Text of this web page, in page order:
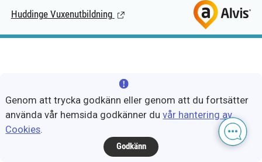
Huddinge Vuxenutbildning (Länk till extern sida.)
Genom att trycka godkänn eller genom att du fortsätter
använda vår hemsida godkänner duvår hantering av
Cookies.
Godkänn